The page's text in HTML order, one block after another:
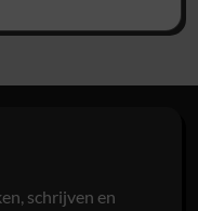
schrijven en